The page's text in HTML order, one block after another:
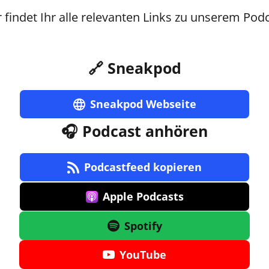
findet Ihr alle relevanten Links zu unserem
🔗 Sneakpod
Sneakpod Webseite
🎧 Podcast anhören
Podcastfeed kopieren
Apple Podcasts
Spotify
YouTube